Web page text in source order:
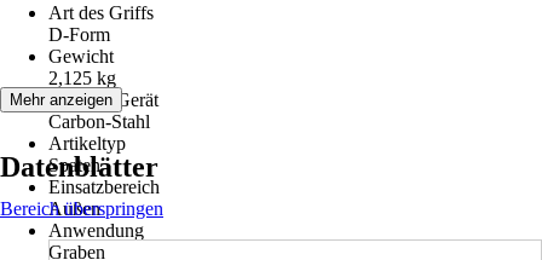
Art des Griffs
D-Form
Gewicht
2,125 kg
Material Gerät
Carbon-Stahl
Artikeltyp
Spaten
Einsatzbereich
Außen
Anwendung
Graben
Mehr anzeigen
Datenblätter
Bereich überspringen